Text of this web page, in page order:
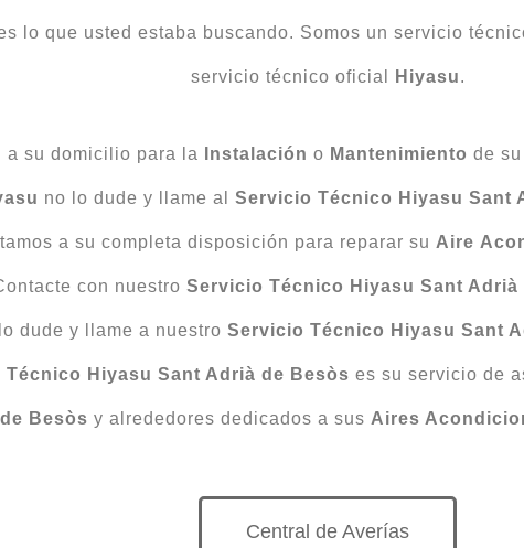
lo que usted estaba buscando. Somos un servicio
servicio técnico oficial Hiyasu.
a su domicilio para la Instalación o Mantenimiento de su
no lo dude y llame al Servicio Técnico Hiyasu Sant
a su completa disposición para reparar su Aire
con nuestro Servicio Técnico Hiyasu Sant Adrià
dude y llame a nuestro Servicio Técnico Hiyasu Sant
Técnico Hiyasu Sant Adrià de Besòs es su servicio de
de Besòs y alrededores dedicados a sus Aires
Central de Averías